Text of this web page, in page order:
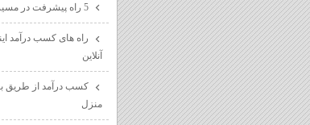
5 راه پیشرفت در مسیر سئو سایت ها
راه های کسب درآمد
آنلاین
کسب درآمد از طریق
منزل